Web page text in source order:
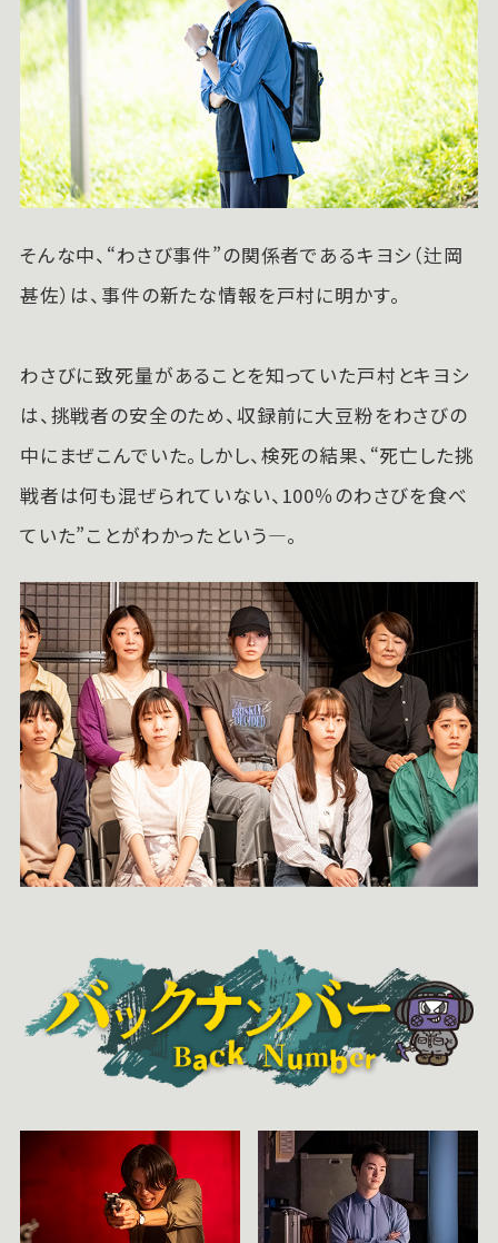
そんな中、“わさび事件”の関係者であるキヨシ（辻岡
甚佐）は、事件の新たな情報を戸村に明かす。
わさびに致死量があることを知っていた戸村とキヨシ
は、挑戦者の安全のため、収録前に大豆粉をわさびの
中にまぜこんでいた。しかし、検死の結果、“死亡した挑
戦者は何も混ぜられていない、100％のわさびを食べ
ていた”ことがわかったという—。